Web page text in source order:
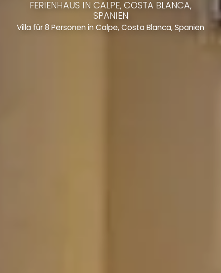
FERIENHAUS IN CALPE, COSTA BLANCA,
SPANIEN
Villa für 8 Personen in Calpe, Costa Blanca, Spanien